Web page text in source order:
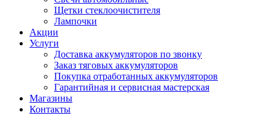
Щетки стеклоочистителя
Лампочки
Акции
Услуги
Доставка аккумуляторов по звонку
Заказ тяговых аккумуляторов
Покупка отработанных аккумуляторов
Гарантийная и сервисная мастерская
Магазины
Контакты